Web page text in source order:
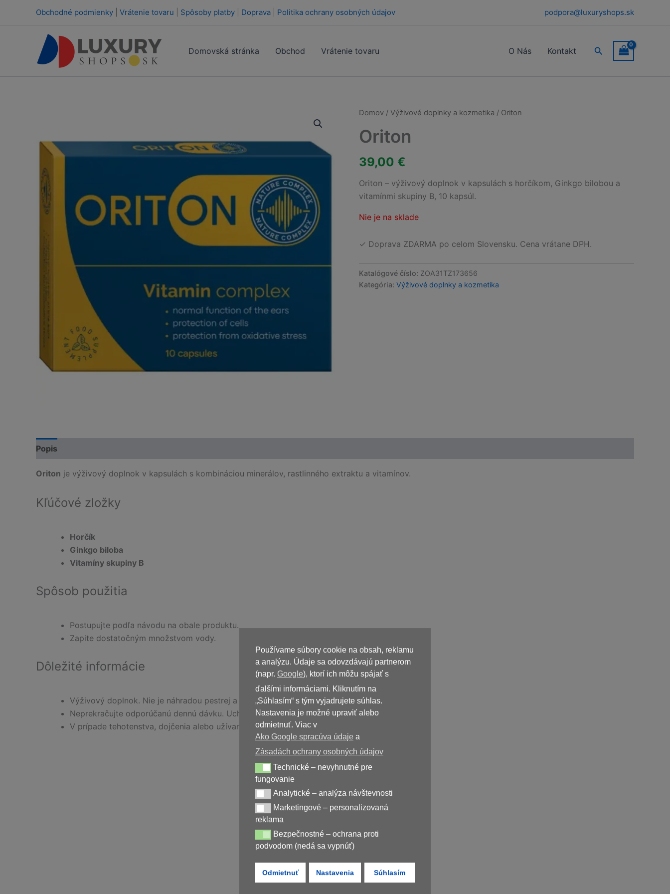
Používame súbory cookie na obsah, reklamu
a analýzu. Údaje sa odovzdávajú partnerom
(napr. Google), ktorí ich môžu spájať s
ďalšími informáciami. Kliknutím na
„Súhlasím“ s tým vyjadrujete súhlas.
Nastavenia je možné upraviť alebo
odmietnuť. Viac v
Ako Google spracúva údaje a
Zásadách ochrany osobných údajov
Technické – nevyhnutné pre fungovanie
Technické – nevyhnutné pre
fungovanie
Analytické – analýza návštevnosti
Analytické – analýza návštevnosti
Marketingové – personalizovaná reklama
Marketingové – personalizovaná
reklama
Bezpečnostné – ochrana proti podvodom (nedá sa vypnúť)
Bezpečnostné – ochrana proti
podvodom (nedá sa vypnúť)
Odmietnuť Nastavenia Súhlasím
Obchodné podmienky Vrátenie tovaru Spôsoby platby Doprava Politika ochrany osobných údajov podpora@luxuryshops.sk
Domovská stránka Obchod Vrátenie tovaru O Nás Kontakt Hľadať
Domov / Výživové doplnky a kozmetika / Oriton
Oriton
39,00 €
Oriton – výživový doplnok v kapsulách s horčíkom, Ginkgo bilobou a
vitamínmi skupiny B, 10 kapsúl.
Nie je na sklade
✓ Doprava ZDARMA po celom Slovensku. Cena vrátane DPH.
Katalógové číslo: ZOA31TZ173656
Kategória: Výživové doplnky a kozmetika
Popis
Oriton je výživový doplnok v kapsulách s kombináciou minerálov, rastlinného extraktu a vitamínov.
Kľúčové zložky
Horčík
Ginkgo biloba
Vitamíny skupiny B
Spôsob použitia
Postupujte podľa návodu na obale produktu.
Zapite dostatočným množstvom vody.
Dôležité informácie
Výživový doplnok. Nie je náhradou pestrej a vyváženej stravy a zdravého životného štýlu.
Neprekračujte odporúčanú dennú dávku. Uchovávajte mimo dosahu detí.
V prípade tehotenstva, dojčenia alebo užívania liekov sa poraďte s odborníkom.
Kúpiť